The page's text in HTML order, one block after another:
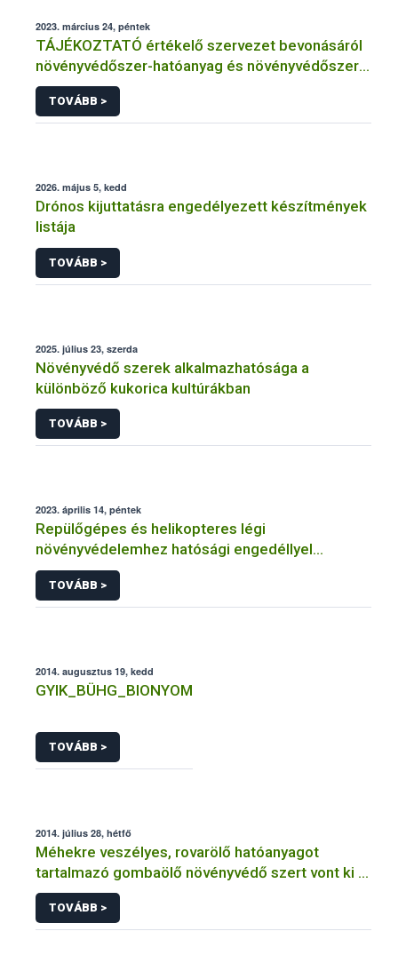
2023. március 24, péntek
TÁJÉKOZTATÓ értékelő szervezet bevonásáról
növényvédőszer-hatóanyag és növényvédőszer
engedélyezésére, továbbá a meglévő engedély
meghosszabbítására vagy módosítására irányuló
eljárásba
TOVÁBB >
2026. május 5, kedd
Drónos kijuttatásra engedélyezett készítmények
listája
TOVÁBB >
2025. július 23, szerda
Növényvédő szerek alkalmazhatósága a
különböző kukorica kultúrákban
TOVÁBB >
2023. április 14, péntek
Repülőgépes és helikopteres légi
növényvédelemhez hatósági engedéllyel
rendelkező szervezetek
TOVÁBB >
2014. augusztus 19, kedd
GYIK_BÜHG_BIONYOM
TOVÁBB >
2014. július 28, hétfő
Méhekre veszélyes, rovarölő hatóanyagot
tartalmazó gombaölő növényvédő szert vont ki a
forgalomból a NÉBIH
TOVÁBB >